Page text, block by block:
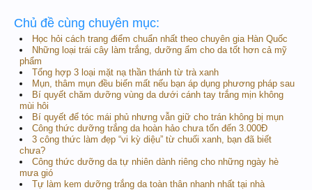
Chủ đề cùng chuyên mục:
Học hỏi cách trang điểm chuẩn nhất theo chuyên gia Hàn Quốc
Những loại trái cây làm trắng, dưỡng ẩm cho da tốt hơn cả mỹ
phẩm
Tổng hợp 3 loại mặt nạ thần thánh từ trà xanh
Mụn, thâm mụn đều biến mất nếu bạn áp dụng phương pháp sau
Bí quyết chăm dưỡng vùng da dưới cánh tay trắng mịn không
mùi hôi
Bí quyết để tóc mái phủ nhưng vẫn giữ cho trán không bị mụn
Công thức dưỡng trắng da hoàn hảo chưa tốn đến 3.000Đ
3 công thức làm đẹp “vi kỳ diệu” từ chuối xanh, bạn đã biết
chưa?
Công thức dưỡng da tự nhiên dành riêng cho những ngày hè
mưa gió
Tự làm kem dưỡng trắng da toàn thân nhanh nhất tại nhà